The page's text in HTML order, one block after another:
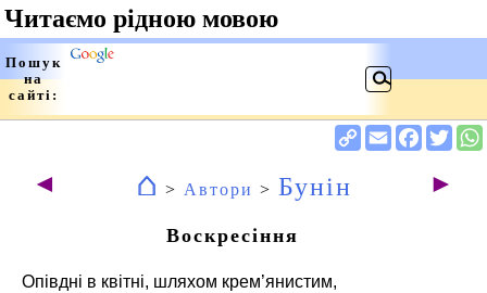
◄ ⌂ > Автори > Бунін ►
Воскресіння
Опівдні в квітні, шляхом крем’янистим,